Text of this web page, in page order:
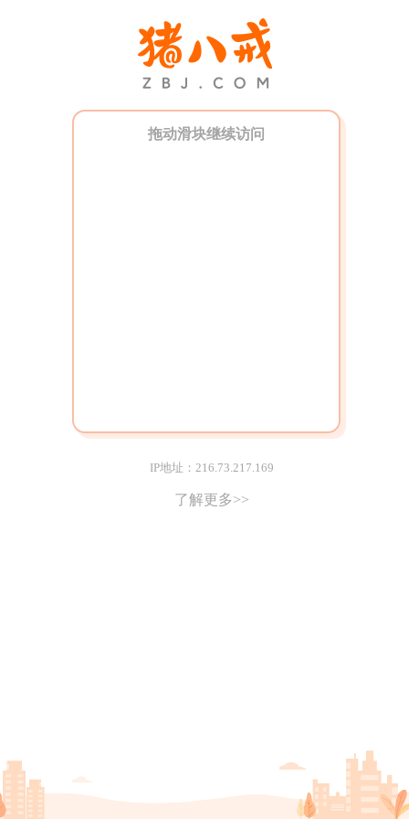
拖动滑块继续访问
IP地址：216.73.217.169
了解更多>>